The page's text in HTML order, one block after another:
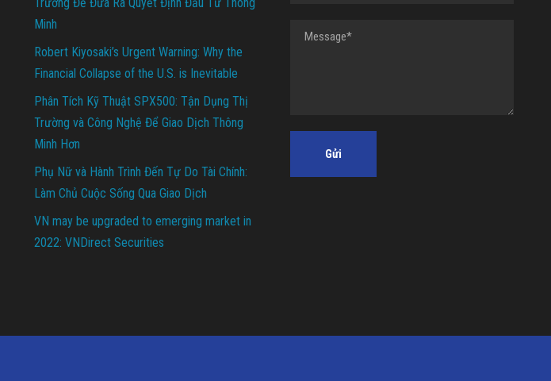
Minh
Robert Kiyosaki’s Urgent Warning: Why the
Financial Collapse of the U.S. is Inevitable
Phân Tích Kỹ Thuật SPX500: Tận Dụng Thị
Trường và Công Nghệ Để Giao Dịch Thông
Minh Hơn
Phụ Nữ và Hành Trình Đến Tự Do Tài Chính:
Làm Chủ Cuộc Sống Qua Giao Dịch
VN may be upgraded to emerging market in
2022: VNDirect Securities